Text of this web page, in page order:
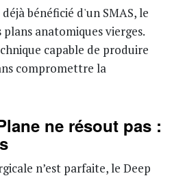
bénéficié d'un SMAS, le
plans anatomiques vierges.
capable de produire
compromettre la
ne résout pas :
n’est parfaite, le Deep